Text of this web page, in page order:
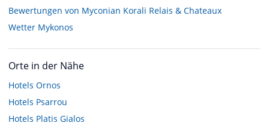
Bewertungen von Myconian Korali Relais & Chateaux
Wetter Mykonos
Orte in der Nähe
Hotels Ornos
Hotels Psarrou
Hotels Platis Gialos